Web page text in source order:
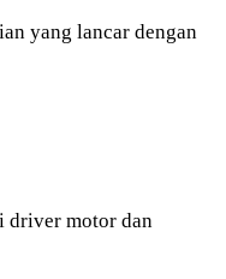
yang lancar dengan
driver motor dan